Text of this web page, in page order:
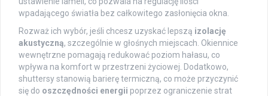
wpadającego światła bez całkowitego zasłonięcia okna.
Rozważ ich wybór, jeśli chcesz uzyskać lepszą izolację
akustyczną, szczególnie w głośnych miejscach. Okiennice
wewnętrzne pomagają redukować poziom hałasu, co
wpływa na komfort w przestrzeni życiowej. Dodatkowo,
shuttersy stanowią barierę termiczną, co może przyczynić
się do oszczędności energii poprzez ograniczenie strat